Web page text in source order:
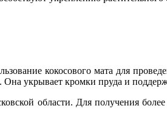
кокосового мата для
укрывает кромки пруда и
области. Для получения